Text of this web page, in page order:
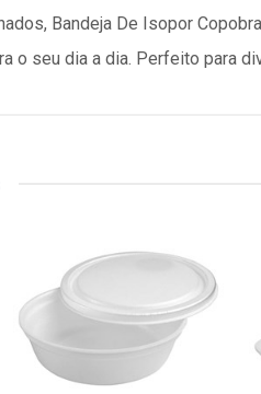
Bandeja De Isopor
o seu dia a dia. Perfeito para